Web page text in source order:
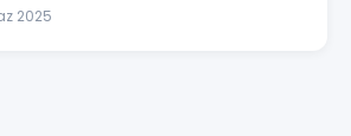
2025